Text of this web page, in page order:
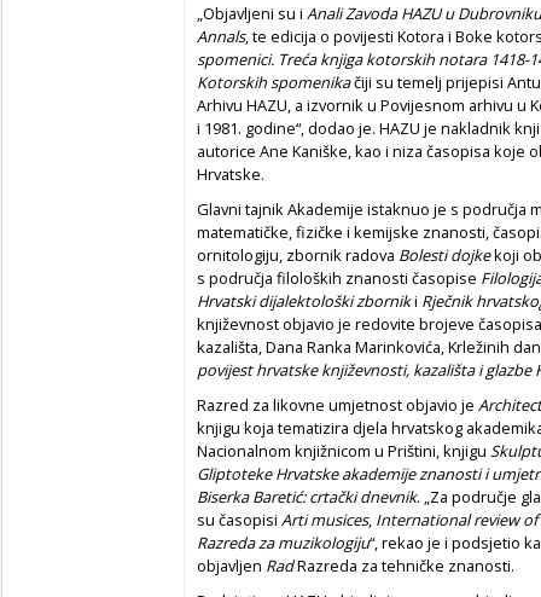
„Objavljeni su i Anali Zavoda HAZU u Dubrovniku
Annals, te edicija o povijesti Kotora i Boke
spomenici. Treća knjiga kotorskih notara 1418-
Kotorskih spomenikačiji su temelj prijepisi
Arhivu HAZU, a izvornik u Povijesnom arhivu u
i 1981. godine“, dodao je. HAZU je nakladnik
autorice Ane Kaniške, kao i niza časopisa koje
Hrvatske.
Glavni tajnik Akademije istaknuo je s područja
matematičke, fizičke i kemijske znanosti,
ornitologiju, zbornik radova Bolesti dojkekoji
s područja filoloških znanosti časopise
Hrvatski dijalektološki zborniki Rječnik
književnost objavio je redovite brojeve
kazališta, Dana Ranka Marinkovića, Krležinih
povijest hrvatske književnosti, kazališta i glazbe
Razred za likovne umjetnost objavio je
knjigu koja tematizira djela hrvatskog
Nacionalnom knjižnicom u Prištini, knjigu
Gliptoteke Hrvatske akademije znanosti i
Biserka Baretić: crtački dnevnik. „Za područje
su časopisi Arti musices, International review
Razreda za muzikologiju“, rekao je i podsjetio
objavljen RadRazreda za tehničke znanosti.